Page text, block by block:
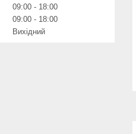
09:00
18:00
09:00
18:00
Вихідний